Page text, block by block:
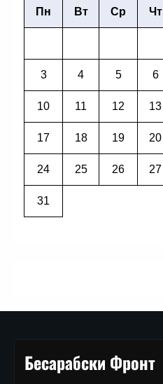
Пн Вт Ср Чт
3 4 5 6
10 11 12 13
17 18 19 20
24 25 26 27
31
Бесарабски Фронт